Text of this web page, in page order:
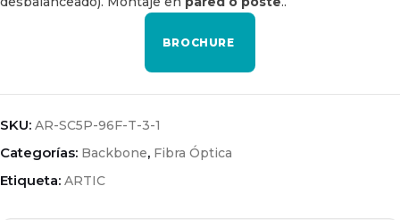
BROCHURE
SKU: AR-SC5P-96F-T-3-1
Categorías: Backbone, Fibra Óptica
Etiqueta: ARTIC